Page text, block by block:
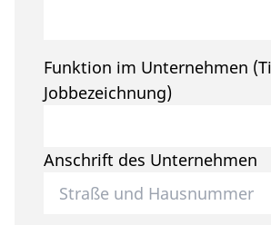
Funktion im Unternehmen
Jobbezeichnung)
Anschrift des Unternehmen